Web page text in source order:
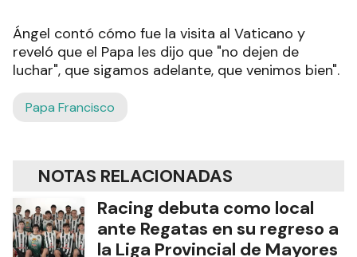
Ángel contó cómo fue la visita al Vaticano y
reveló que el Papa les dijo que "no dejen de
luchar", que sigamos adelante, que venimos bien".
Papa Francisco
NOTAS RELACIONADAS
Racing debuta como local
ante Regatas en su regreso a
la Liga Provincial de Mayores